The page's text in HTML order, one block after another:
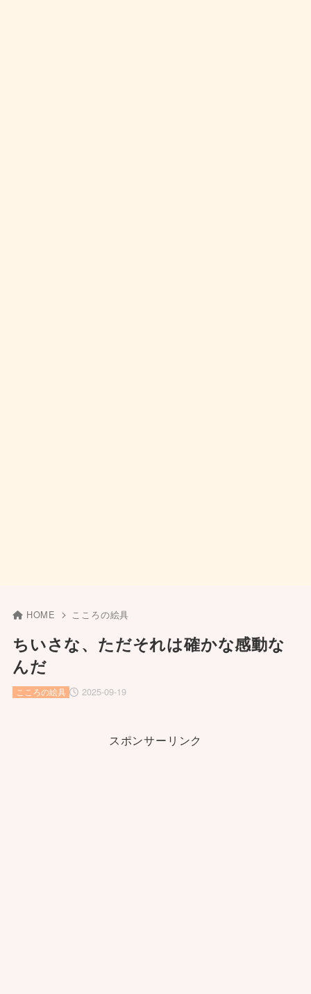
HOME こころの絵具
ちいさな、ただそれは確かな感動な
んだ
2025-09-19
こころの絵具
スポンサーリンク